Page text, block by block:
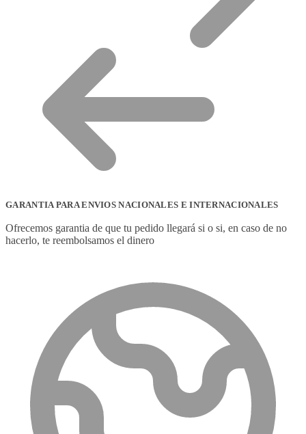
GARANTIA PARA ENVIOS NACIONALES E INTERNACIONALES
Ofrecemos garantia de que tu pedido llegará si o si, en caso de no
hacerlo, te reembolsamos el dinero